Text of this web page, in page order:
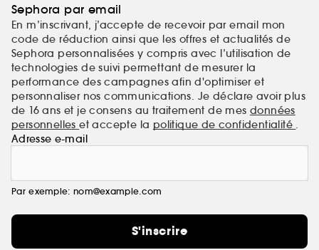
Sephora par email
En m’inscrivant, j’accepte de recevoir par email mon
code de réduction ainsi que les offres et actualités de
Sephora personnalisées y compris avec l’utilisation de
technologies de suivi permettant de mesurer la
performance des campagnes afin d'optimiser et
personnaliser nos communications. Je déclare avoir plus
de 16 ans et je consens au traitement de mes données
personnelleset accepte la politique de confidentialité .
Adresse e-mail
Par exemple: nom@example.com
S'inscrire